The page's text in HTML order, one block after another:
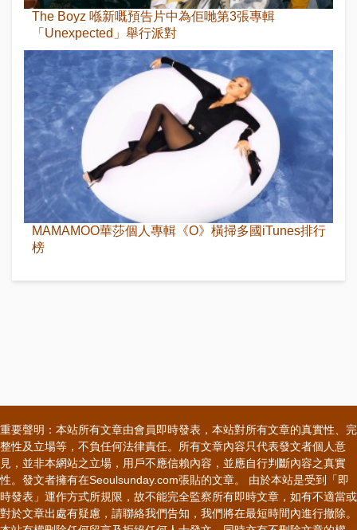
The Boyz 喺新嘅預告片中為佢哋第3張專輯
「Unexpected」舉行派對
MAMAMOO華莎個人專輯《O》橫掃多國iTunes排行
榜
重要聲明：本站所有文章由會員即時發表，本站對所有文章的真實性、完
整性及立場等，不負任何法律責任。所有文章內容只代表發文者個人意
見，並非本網站之立場，用戶不應信賴內容，並應自行判斷內容之真實
性。發文者擁有在Seoulsunday.com張貼的文章。 由於本站是受到「即
時發表」運作方式所規限，故不能完全監察所有即時文章，如有不適當或
對於文章出處有疑慮，請聯絡我們告知，我們將在最短時間內進行撤除。